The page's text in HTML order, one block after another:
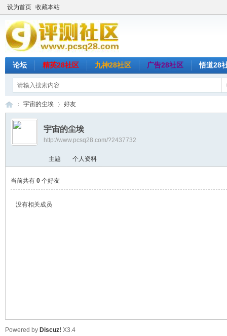
设为首页 收藏本站
论坛 精英28社区 九神28社区 广告28社区 悟道28
›
宇宙的尘埃 好友
宇宙的尘埃
http://www.pcsq28.com/?2437732
主题 个人资料
当前共有 0 个好友
没有相关成员
Powered by Discuz! X3.4